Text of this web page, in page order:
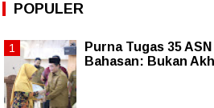
POPULER
Purna Tugas 35
Bahasan: Bukan